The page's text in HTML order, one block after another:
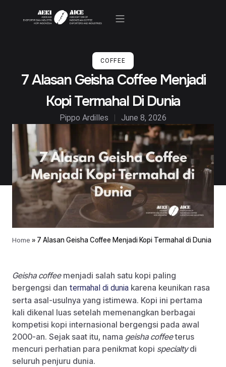
COFFEE
7 Alasan Geisha Coffee Menjadi
Kopi Termahal Di Dunia
Pippo Ardilles June 8, 2026
Home » 7 Alasan Geisha Coffee Menjadi Kopi Termahal di Dunia
Geisha coffeemenjadi salah satu kopi paling
bergengsi dan termahal di dunia karena keunikan rasa
serta asal-usulnya yang istimewa. Kopi ini pertama
kali dikenal luas setelah memenangkan berbagai
kompetisi kopi internasional bergengsi pada awal
2000-an. Sejak saat itu, nama geisha coffeeterus
mencuri perhatian para penikmat kopi specialtydi
seluruh penjuru dunia.